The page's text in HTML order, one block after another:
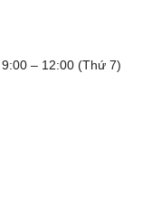
– 12:00 (Thứ 7)